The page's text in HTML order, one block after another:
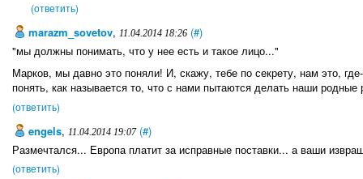
(ответить)
marazm_sovetov, 11.04.2014 18:26 (#)
"мы должны понимать, что у нее есть и такое лицо..."
Марков, мы давно это поняли! И, скажу, тебе по секрету, нам это,
понять, как называется то, что с нами пытаются делать наши родные
(ответить)
engels, 11.04.2014 19:07 (#)
Размечтался... Европа платит за исправные поставки... а ваши
(ответить)